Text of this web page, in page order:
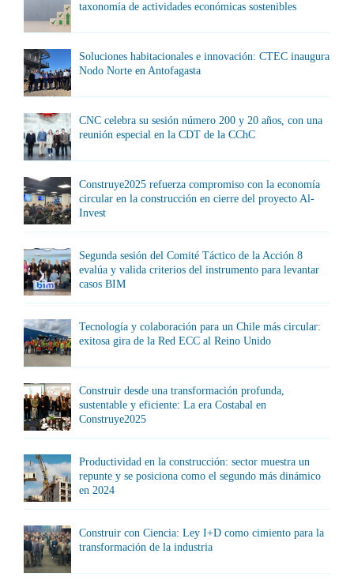
taxonomía de actividades económicas sostenibles
Soluciones habitacionales e innovación: CTEC inaugura
Nodo Norte en Antofagasta
CNC celebra su sesión número 200 y 20 años, con una
reunión especial en la CDT de la CChC
Construye2025 refuerza compromiso con la economía
circular en la construcción en cierre del proyecto Al-
Invest
Segunda sesión del Comité Táctico de la Acción 8
evalúa y valida criterios del instrumento para levantar
casos BIM
Tecnología y colaboración para un Chile más circular:
exitosa gira de la Red ECC al Reino Unido
Construir desde una transformación profunda,
sustentable y eficiente: La era Costabal en
Construye2025
Productividad en la construcción: sector muestra un
repunte y se posiciona como el segundo más dinámico
en 2024
Construir con Ciencia: Ley I+D como cimiento para la
transformación de la industria